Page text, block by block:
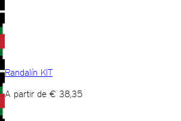
Randalín KIT
A partir de € 38,35